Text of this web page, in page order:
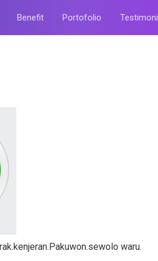
Benefit Portofolio Testimoni
waru.